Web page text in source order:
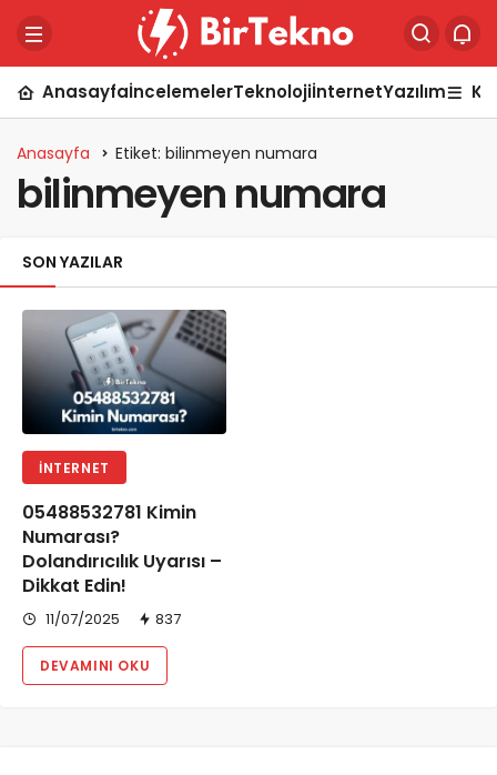
AnasayfaİncelemelerTeknolojiİnternetYazılım
Anasayfa Etiket: bilinmeyen numara
bilinmeyen numara
SON YAZILAR
İNTERNET
05488532781 Kimin
Numarası?
Dolandırıcılık Uyarısı –
Dikkat Edin!
11/07/2025 837
DEVAMINI OKU